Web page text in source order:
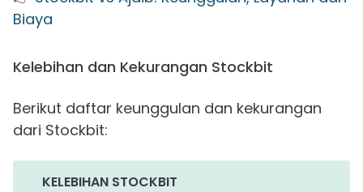
Biaya
Kelebihan dan Kekurangan Stockbit
Berikut daftar keunggulan dan kekurangan
dari Stockbit:
KELEBIHAN STOCKBIT